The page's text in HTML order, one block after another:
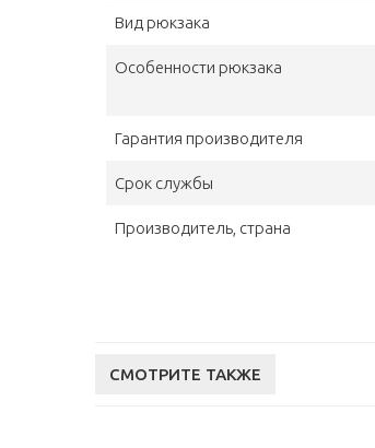
Вид рюкзака
Особенности рюкзака
Гарантия производителя
Срок службы
Производитель, страна
СМОТРИТЕ ТАКЖЕ